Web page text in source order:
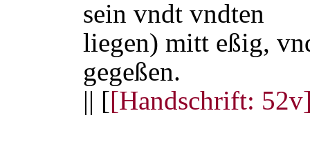
sein vndt vndten
liegen) mitt eßig,
gegeßen.
|| [[Handschrift: